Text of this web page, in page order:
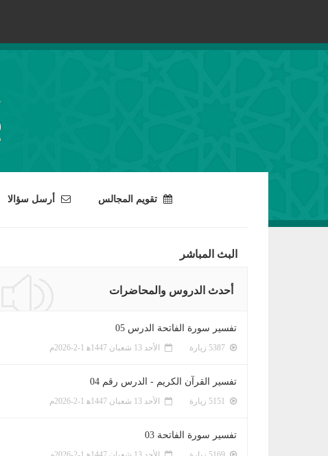
أرسل سؤالا تقويم المجالس
البث المباشر
أحدث الدروس والمحاضرات
تفسير سورة الفاتحة الدرس 05
الأحد 13 شعبان 1447ﻫ 1-2-2026م
تفسير القرآن الكريم - الدرس رقم 04
الأحد 13 شعبان 1447ﻫ 1-2-2026م
تفسير سورة الفاتحة 03